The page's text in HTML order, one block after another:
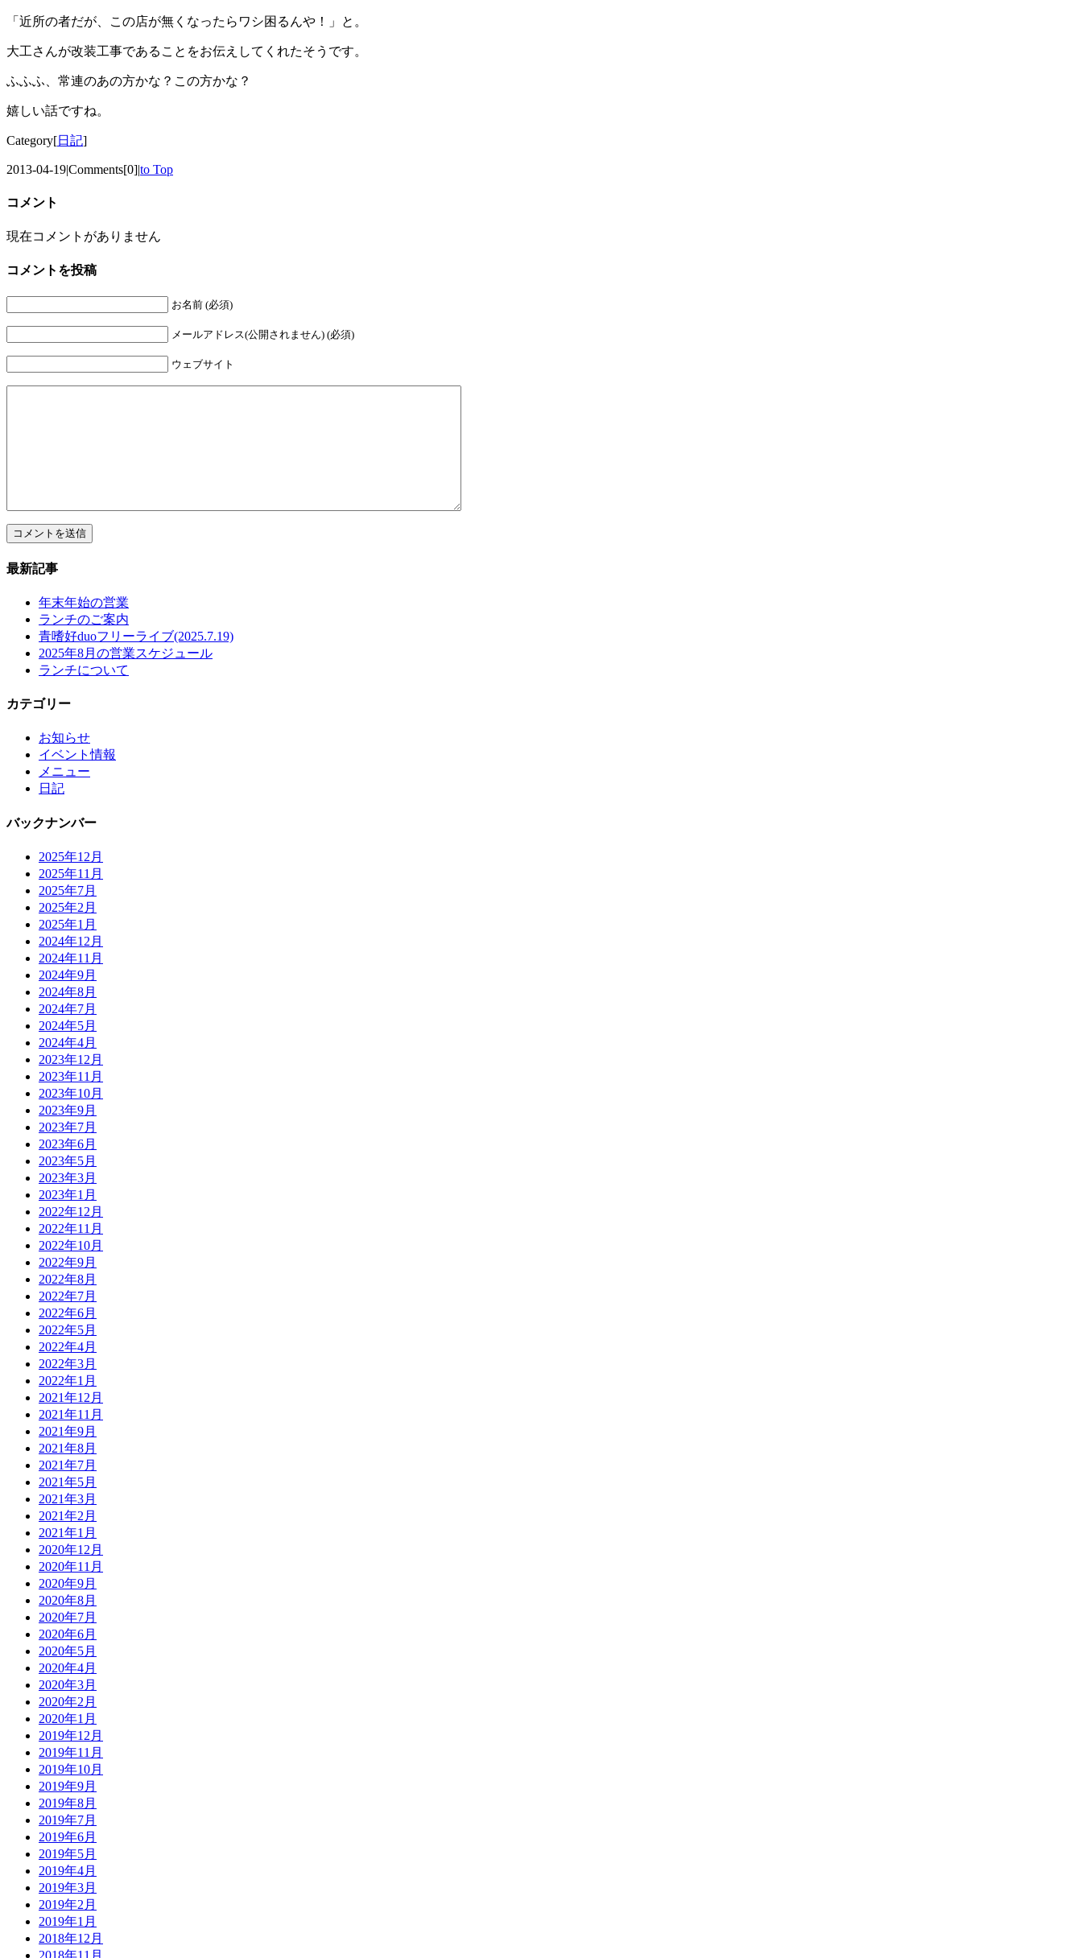
「近所の者だが、この店が無くなったらワシ困るんや！」と。
大工さんが改装工事であることをお伝えしてくれたそうです。
ふふふ、常連のあの方かな？この方かな？
嬉しい話ですね。
Category[日記]
2013-04-19|Comments[0]|to Top
コメント
現在コメントがありません
コメントを投稿
お名前 (必須)
メールアドレス(公開されません) (必須)
ウェブサイト
最新記事
年末年始の営業
ランチのご案内
青嗜好duoフリーライブ(2025.7.19)
2025年8月の営業スケジュール
ランチについて
カテゴリー
お知らせ
イベント情報
メニュー
日記
バックナンバー
2025年12月
2025年11月
2025年7月
2025年2月
2025年1月
2024年12月
2024年11月
2024年9月
2024年8月
2024年7月
2024年5月
2024年4月
2023年12月
2023年11月
2023年10月
2023年9月
2023年7月
2023年6月
2023年5月
2023年3月
2023年1月
2022年12月
2022年11月
2022年10月
2022年9月
2022年8月
2022年7月
2022年6月
2022年5月
2022年4月
2022年3月
2022年1月
2021年12月
2021年11月
2021年9月
2021年8月
2021年7月
2021年5月
2021年3月
2021年2月
2021年1月
2020年12月
2020年11月
2020年9月
2020年8月
2020年7月
2020年6月
2020年5月
2020年4月
2020年3月
2020年2月
2020年1月
2019年12月
2019年11月
2019年10月
2019年9月
2019年8月
2019年7月
2019年6月
2019年5月
2019年4月
2019年3月
2019年2月
2019年1月
2018年12月
2018年11月